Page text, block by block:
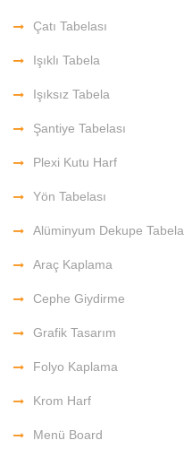
Çatı Tabelası
Işıklı Tabela
Işıksız Tabela
Şantiye Tabelası
Plexi Kutu Harf
Yön Tabelası
Alüminyum Dekupe Tabela
Araç Kaplama
Cephe Giydirme
Grafik Tasarım
Folyo Kaplama
Krom Harf
Menü Board